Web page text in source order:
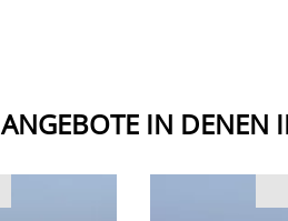
ANGEBOTE IN DENEN